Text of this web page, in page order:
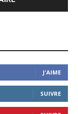
J'AIME
SUIVRE